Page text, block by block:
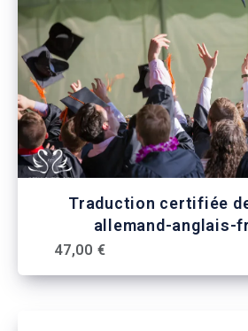
Traduction certifiée
allemand-anglais-
47,00 €